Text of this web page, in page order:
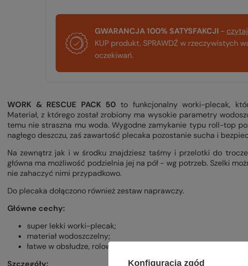
GWARANCJA 100% SATYSFAKCJI -
KUP produkt, SPRAWDŹ w rzeczywistych
oczekiwań.
WORK & RESCUE PACK 50 to funkcjonalny worki-plecak,
Materiał, z którego został zrobiony ma wysokie parametry
temu nie straszna mu woda. Wygodne zamykanie typu roll-top
nagłego deszczu, zaś zawartość plecaka pozostanie sucha i
Na zewnątrz jak i w środku znajdziesz taśmy i przelotki do
główna ma możliwość podzielnia jej na pół - wg potrzeb. Szelki
nie zahaczyć nimi przypadkowo.
Do plecaka dołączono również zestaw naprawczy.
Główne cechy:
super lekki worki-plecak;
materiał wodoszczelny;
łatwe w obsłudze, rolowane zamykanie.
Szczegóły:
Konfiguracja zgód